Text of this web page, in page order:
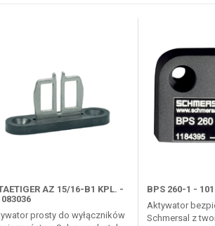
AZ 15/16-B1 KPL. -
prosty do wyłączników
BPS 260-1 -
Aktywator
Schmersal z